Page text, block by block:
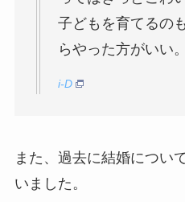
子どもを育てるの
らやった方がいい。
i-D
また、過去に結婚につい
いました。